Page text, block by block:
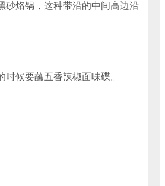
烙锅，这种带沿的中间高边沿
候要蘸五香辣椒面味碟。